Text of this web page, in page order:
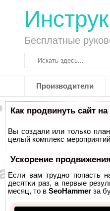
Бесплатные
Производители
Как продвинуть сайт
Вы создали или только
целый комплекс
Ускорение продвижения
Если вам трудно попасть
десятки раз, а первые
месяц, то в SeoHammer за